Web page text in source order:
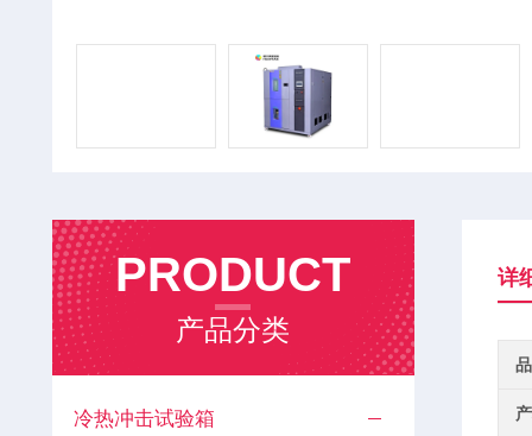
PRODUCT
产品分类
冷热冲击试验箱
详